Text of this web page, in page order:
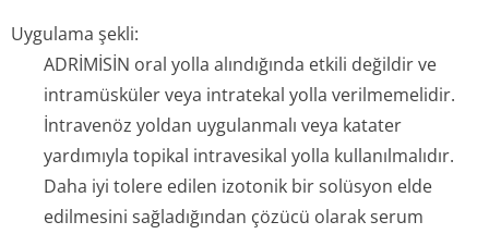
Uygulama şekli:
ADRİMİSİN oral yolla alındığında etkili değildir ve
intramüsküler veya intratekal yolla verilmemelidir.
İntravenöz yoldan uygulanmalı veya katater
yardımıyla topikal intravesikal yolla kullanılmalıdır.
Daha iyi tolere edilen izotonik bir solüsyon elde
edilmesini sağladığından çözücü olarak serum